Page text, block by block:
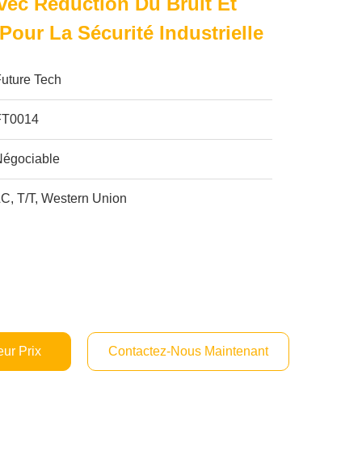
La Sécurité Industrielle
Tech
T/T, Western Union
Prix Contactez-Nous Maintenant